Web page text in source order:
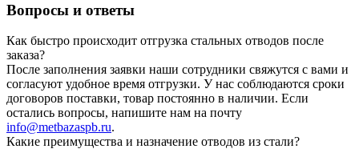
Вопросы и ответы
Как быстро происходит отгрузка стальных отводов после
заказа?
После заполнения заявки наши сотрудники свяжутся с вами и
согласуют удобное время отгрузки. У нас соблюдаются сроки
договоров поставки, товар постоянно в наличии. Если
остались вопросы, напишите нам на почту
info@metbazaspb.ru.
Какие преимущества и назначение отводов из стали?